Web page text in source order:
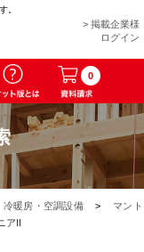
。
> 掲載企業様
ログイン
0
冷暖房・空調設備 >
マント
アII